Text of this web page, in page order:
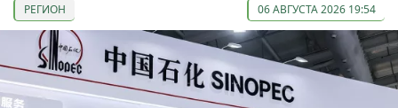
РЕГИОН 06 АВГУСТА 2026 19:54